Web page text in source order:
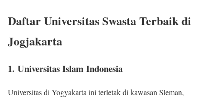
Daftar Universitas Swasta Terbaik di
Jogjakarta
1. Universitas Islam Indonesia
Universitas di Yogyakarta ini terletak di kawasan Sleman,